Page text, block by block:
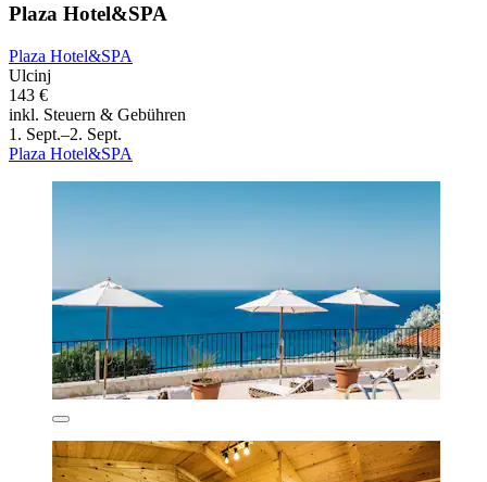
Plaza Hotel&SPA
Plaza Hotel&SPA
Ulcinj
143 €
inkl. Steuern & Gebühren
1. Sept.–2. Sept.
Plaza Hotel&SPA